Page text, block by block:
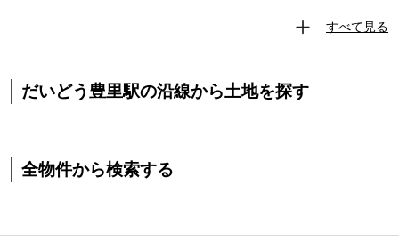
すべて見る
だいどう豊里駅の沿線から土地を探す
全物件から検索する